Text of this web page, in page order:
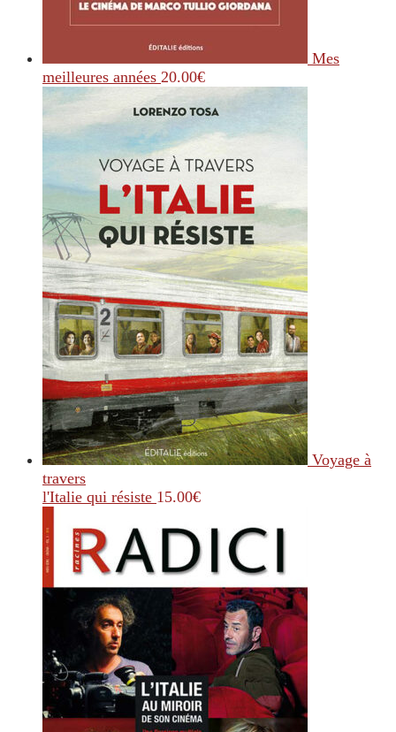
Mes
meilleures années 20.00€
Voyage à
travers
l'Italie qui résiste 15.00€